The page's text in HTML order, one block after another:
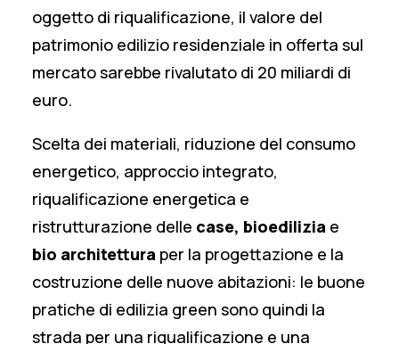
oggetto di riqualificazione, il valore del
patrimonio edilizio residenziale in offerta sul
mercato sarebbe rivalutato di 20 miliardi di
euro.
Scelta dei materiali, riduzione del consumo
energetico, approccio integrato,
riqualificazione energetica e
ristrutturazione delle case, bioedilizia e
bio architettura per la progettazione e la
costruzione delle nuove abitazioni: le buone
pratiche di edilizia green sono quindi la
strada per una riqualificazione e una